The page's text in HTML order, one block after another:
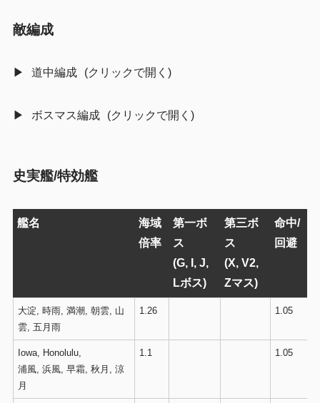
敵編成
道中編成
ボスマス編成
史実艦/特効艦
艦名
海域
倍率
第一ボ
ス
(G, I, J,
Lボス)
第三ボ
ス
(X, V2,
Zマス)
命中/
回避
大淀, 時雨, 満潮, 朝雲, 山
雲, 五月雨
1.26 1.05
Iowa, Honolulu,
浦風, 浜風, 早霜, 秋月, 涼
月
1.1 1.05